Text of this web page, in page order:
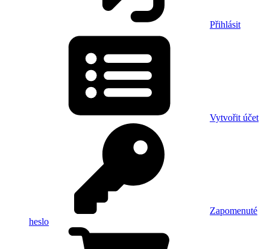
Přihlásit
Vytvořit účet
Zapomenuté
heslo